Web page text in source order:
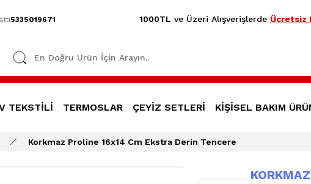
5335019671 1000TL ve Üzeri Alışverişlerde Ücretsiz
TEKSTİLİ TERMOSLAR ÇEYİZ SETLERİ KİŞİSEL BAKIM
Korkmaz Proline 16x14 Cm Ekstra Derin Tencere
KORKMAZ